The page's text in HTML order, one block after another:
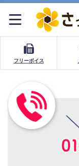
フリーボイス